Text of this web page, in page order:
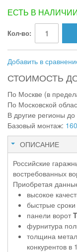
ЕСТЬ В
Кол-во:
Добавить в
СТОИМОСТЬ
По Москве (в
По Московской
В другие регионы
Базовый монтаж:
ОПИСАНИЕ
Российские
востребованных
Приобретая
высокое
быстрые
панели ворот
фурнитура
толщина
конкурентов в